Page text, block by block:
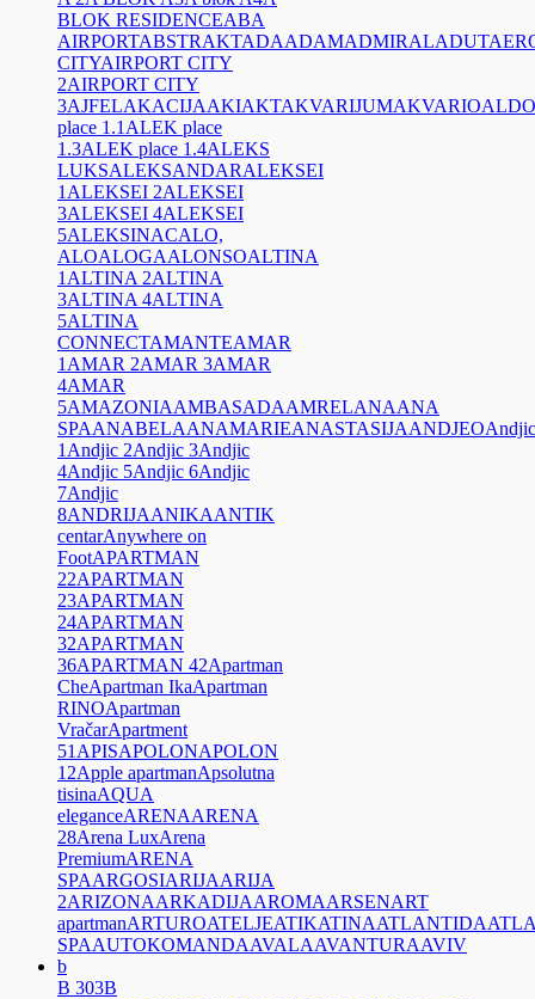
BLOK RESIDENCEABA
AIRPORTABSTRAKTADAADAMADMIRALADUT
CITYAIRPORT CITY
2AIRPORT CITY
3AJFELAKACIJAAKIAKTAKVARIJUMAKVARIOALDO
place 1.1 ALEK place
1.3ALEK place 1.4ALEKS
LUKSALEKSANDARALEKSEI
1 ALEKSEI 2ALEKSEI
3ALEKSEI 4ALEKSEI
5ALEKSINACALO,
ALOALOGAALONSOALTINA
1 ALTINA 2ALTINA
3ALTINA 4ALTINA
5ALTINA
CONNECTAMANTEAMAR
1 AMAR 2AMAR 3AMAR
4AMAR
5AMAZONIAAMBASADAAMRELANAANA
SPAANABELAANAMARIEANASTASIJAANDJEOAndjic
1 Andjic 2Andjic 3Andjic
4Andjic 5Andjic 6Andjic
7Andjic
8ANDRIJAANIKAANTIK
centarAnywhere on
FootAPARTMAN
22APARTMAN
23APARTMAN
24APARTMAN
32APARTMAN
36APARTMAN 42Apartman
CheApartman IkaApartman
RINOApartman
VračarApartment
51 APISAPOLONAPOLON
12Apple apartmanApsolutna
tisinaAQUA
eleganceARENAARENA
28Arena LuxArena
PremiumARENA
SPAARGOSIARIJAARIJA
2ARIZONAARKADIJAAROMAARSENART
apartmanARTUROATELJEATIKATINAATLANTIDA
SPAAUTOKOMANDAAVALAAVANTURAAVIV
b
B 303B